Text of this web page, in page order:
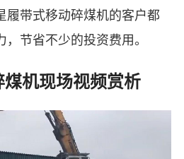
履带式移动碎煤机的客户都
节省不少的投资费用。
机现场视频赏析